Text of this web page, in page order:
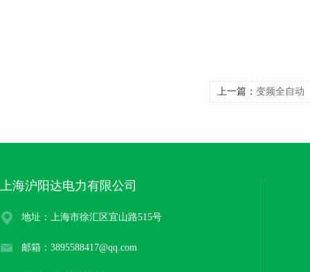
上一篇： 变频全自动
上海沪阳达电力有限公司
地址：上海市徐汇区宜山路515号
邮箱：3895588417@qq.com